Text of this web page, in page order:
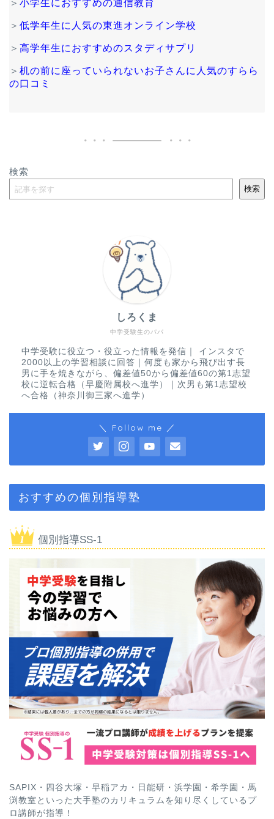
＞ 小学生におすすめの通信教育
＞ 低学年生に人気の東進オンライン学校
＞ 高学年生におすすめのスタディサプリ
＞ 机の前に座っていられないお子さんに人気のすらら
の口コミ
検索
検索
中学受験生のパパ
しろくま
中学受験に役立つ・役立った情報を発信｜ インスタで
2000以上の学習相談に回答｜何度も家から飛び出す長
男に手を焼きながら、偏差値50から偏差値60の第1志望
校に逆転合格（早慶附属校へ進学）｜次男も第1志望校
へ合格（神奈川御三家へ進学）
＼ Follow me ／
おすすめの個別指導塾
個別指導SS-1
SAPIX・四谷大塚・早稲アカ・日能研・浜学園・希学園・馬
渕教室といった大手塾のカリキュラムを知り尽くしているプ
ロ講師が指導！